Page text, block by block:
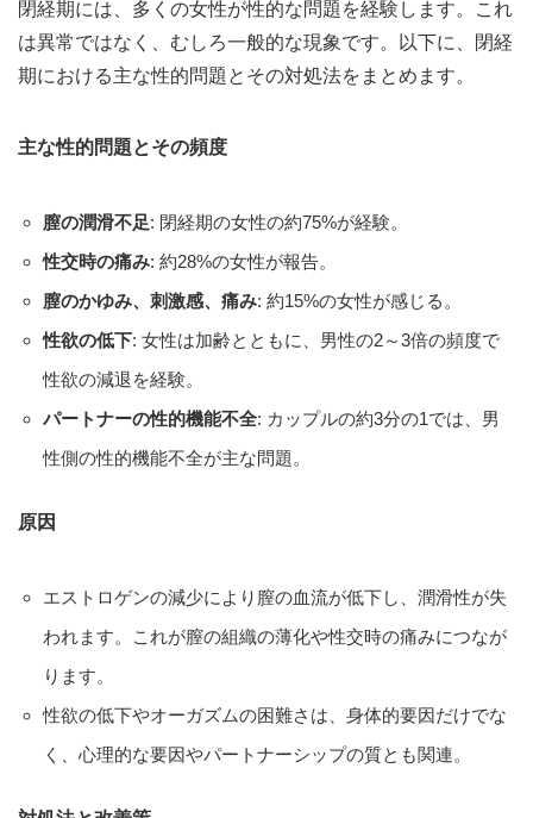
閉経期には、多くの女性が性的な問題を経験します。これ
は異常ではなく、むしろ一般的な現象です。以下に、閉経
期における主な性的問題とその対処法をまとめます。
主な性的問題とその頻度
膣の潤滑不足: 閉経期の女性の約75%が経験。
性交時の痛み: 約28%の女性が報告。
膣のかゆみ、刺激感、痛み: 約15%の女性が感じる。
性欲の低下: 女性は加齢とともに、男性の2～3倍の頻度で
性欲の減退を経験。
パートナーの性的機能不全: カップルの約3分の1では、男
性側の性的機能不全が主な問題。
原因
エストロゲンの減少により膣の血流が低下し、潤滑性が失
われます。これが膣の組織の薄化や性交時の痛みにつなが
ります。
性欲の低下やオーガズムの困難さは、身体的要因だけでな
く、心理的な要因やパートナーシップの質とも関連。